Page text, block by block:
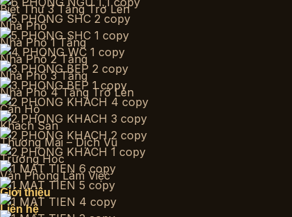
Biệt Thự 3 Tầng Trở Lên
Nhà Phố
Nhà Phố 1 Tầng
Nhà Phố 2 Tầng
Nhà Phố 3 Tầng
Nhà Phố 4 Tầng Trở Lên
Căn Hộ
Khách Sạn
Thương Mại – Dịch Vụ
Trường Học
Văn Phòng Làm Việc
Giới thiệu
Liên hệ